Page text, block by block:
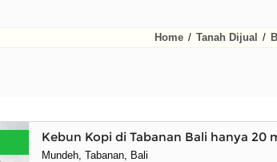
Home / Tanah Dijual /
Kebun Kopi di Tabanan Bali hanya 20
Mundeh, Tabanan, Bali